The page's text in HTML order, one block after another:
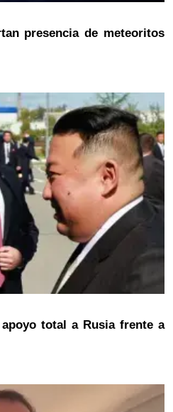
presencia de meteoritos
total a Rusia frente a